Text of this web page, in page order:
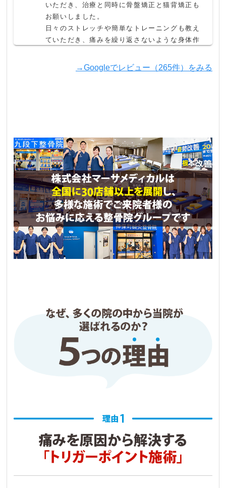
いただき、治療と同時に骨盤矯正と猫背矯正も
お願いしました。
日々のストレッチや簡単なトレーニングも教え
ていただき、痛みを繰り返さないような身体作
生活で意識してできるようになってきました。
3 か月前
ランニングでの怪我をきっかけに、知り合いの
お話を思い出し、ホームページを検索してから
ネット予約をして伺いました。
初めて伺った時は、まず先生方の元気の良さに
驚かされます。
皆さん、挨拶がとても元気がよく、私はとても
良い気持ちになりました。
施術に入る前に、しっかりとお話を聞いてくれ
てもらっています。
(私は日常的にランニングをしているため、その
お願いしています。)
なにより先生方が皆さんフレンドリーで、通い
考になれば幸いです。
→Googleでレビュー（265件）をみる